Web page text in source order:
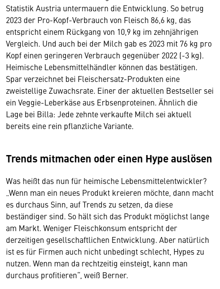
Statistik Austria untermauern die Entwicklung. So betrug
2023 der Pro-Kopf-Verbrauch von Fleisch 86,6 kg, das
entspricht einem Rückgang von 10,9 kg im zehnjährigen
Vergleich. Und auch bei der Milch gab es 2023 mit 76 kg pro
Kopf einen geringeren Verbrauch gegenüber 2022 (-3 kg).
Heimische Lebensmittelhändler können das bestätigen.
Spar verzeichnet bei Fleischersatz-Produkten eine
zweistellige Zuwachsrate. Einer der aktuellen Bestseller sei
ein Veggie-Leberkäse aus Erbsenproteinen. Ähnlich die
Lage bei Billa: Jede zehnte verkaufte Milch sei aktuell
bereits eine rein pflanzliche Variante.
Trends mitmachen oder einen Hype auslösen
Was heißt das nun für heimische Lebensmittelentwickler?
„Wenn man ein neues Produkt kreieren möchte, dann macht
es durchaus Sinn, auf Trends zu setzen, da diese
beständiger sind. So hält sich das Produkt möglichst lange
am Markt. Weniger Fleischkonsum entspricht der
derzeitigen gesellschaftlichen Entwicklung. Aber natürlich
ist es für Firmen auch nicht unbedingt schlecht, Hypes zu
nutzen. Wenn man da rechtzeitig einsteigt, kann man
durchaus profitieren“, weiß Berner.